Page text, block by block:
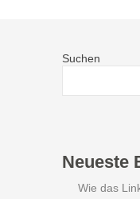
Suchen
Neueste
Wie das